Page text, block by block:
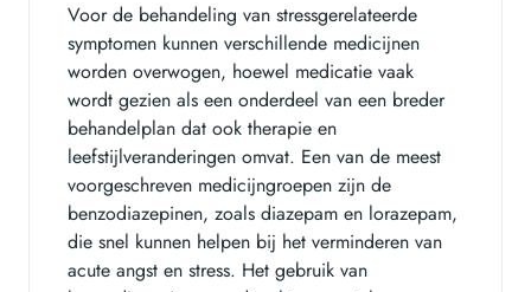
Voor de behandeling van stressgerelateerde
symptomen kunnen verschillende medicijnen
worden overwogen, hoewel medicatie vaak
wordt gezien als een onderdeel van een breder
behandelplan dat ook therapie en
leefstijlveranderingen omvat. Een van de meest
voorgeschreven medicijngroepen zijn de
benzodiazepinen, zoals diazepam en lorazepam,
die snel kunnen helpen bij het verminderen van
acute angst en stress. Het gebruik van